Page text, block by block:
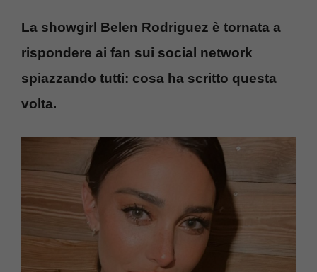
La showgirl Belen Rodriguez è tornata a
rispondere ai fan sui social network
spiazzando tutti: cosa ha scritto questa
volta.